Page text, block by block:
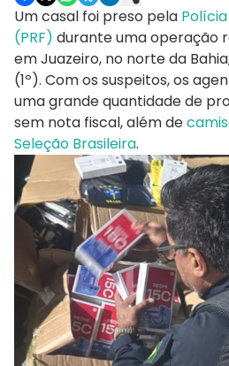
Um casal foi preso pela
(PRF) durante uma operação
em Juazeiro, no norte da
(1º). Com os suspeitos, os
uma grande quantidade de
sem nota fiscal, além de
Seleção Brasileira.